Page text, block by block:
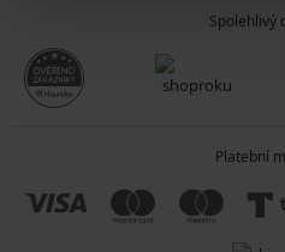
Spolehlivý
Platební